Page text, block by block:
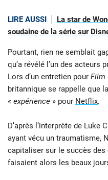
LIRE AUSSI
La star de
soudaine de la série sur
Pourtant, rien ne semblait
qu’a révélé l’un des acteurs
Lors d’un entretien pour Film
britannique se rappelle que
« expérience » pour Netflix.
D’après l’interprète de
ayant vécu un traumatisme,
capitaliser sur le succès
faisaient alors les beaux